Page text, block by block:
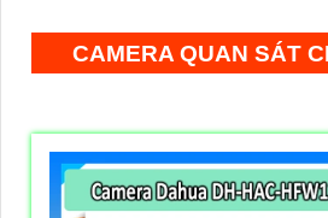
CAMERA QUAN SÁT